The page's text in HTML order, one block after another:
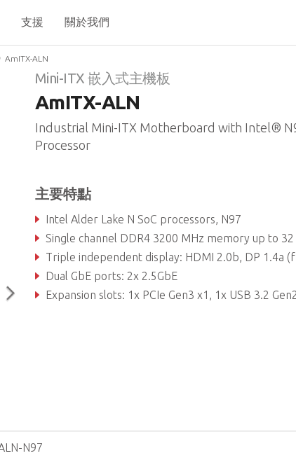
支援 關於我們
AmITX-ALN
Mini-ITX 嵌入式主機板
AmITX-ALN
Industrial Mini-ITX Motherboard with Intel®
Processor
主要特點
Intel Alder Lake N SoC processors, N97
Single channel DDR4 3200 MHz memory up to 32
Triple independent display: HDMI 2.0b, DP 1.4a (from Type C),
Dual GbE ports: 2x 2.5GbE
Expansion slots: 1x PCIe Gen3 x1, 1x USB 3.2 Gen2 Type C, 4x USB 3.2 Gen1, 6x USB 2.0, 1x M.2 B-key, 1x M.2 E-
N97